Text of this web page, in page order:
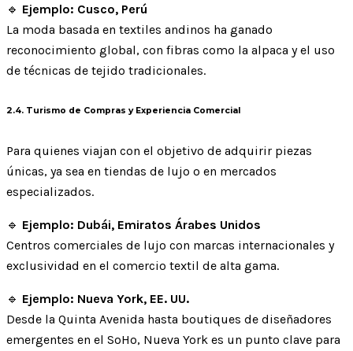
🔹 Ejemplo: Cusco, Perú
La moda basada en textiles andinos ha ganado
reconocimiento global, con fibras como la alpaca y el uso
de técnicas de tejido tradicionales.
2.4. Turismo de Compras y Experiencia Comercial
Para quienes viajan con el objetivo de adquirir piezas
únicas, ya sea en tiendas de lujo o en mercados
especializados.
🔹 Ejemplo: Dubái, Emiratos Árabes Unidos
Centros comerciales de lujo con marcas internacionales y
exclusividad en el comercio textil de alta gama.
🔹 Ejemplo: Nueva York, EE. UU.
Desde la Quinta Avenida hasta boutiques de diseñadores
emergentes en el SoHo, Nueva York es un punto clave para